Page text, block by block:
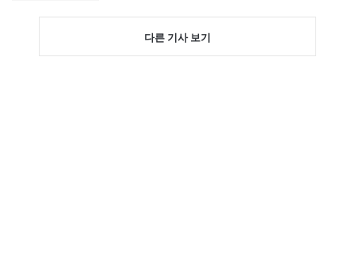
다른 기사 보기